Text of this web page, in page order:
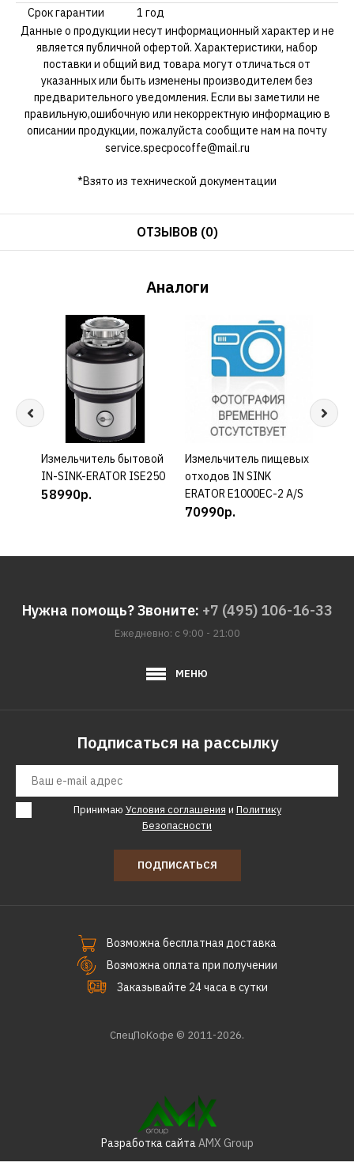
Срок гарантии
1 год
Данные о продукции несут информационный характер и не
является публичной офертой. Характеристики, набор
поставки и общий вид товара могут отличаться от
указанных или быть изменены производителем без
предварительного уведомления. Если вы заметили не
правильную,ошибочную или некорректную информацию в
описании продукции, пожалуйста сообщите нам на почту
service.specpocoffe@mail.ru
*Взято из технической документации
ОТЗЫВОВ (0)
Аналоги
КУПИТЬ
Измельчитель бытовой
IN-SINK-ERATOR ISE250
58990р.
КУПИТЬ
Измельчитель пищевых
отходов IN SINK
ERATOR E1000EC-2 A/S
70990р.
Нужна помощь? Звоните: +7 (495) 106-16-33
Ежедневно: с 9:00 - 21:00
МЕНЮ
Подписаться на рассылку
Принимаю Условия соглашения и Политику
Безопасности
ПОДПИСАТЬСЯ
Возможна бесплатная доставка
Возможна оплата при получении
Заказывайте 24 часа в сутки
СпецПоКофе © 2011-2026.
Разработка сайтаAMX Group